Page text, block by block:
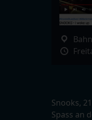
Snooks,
Spass an